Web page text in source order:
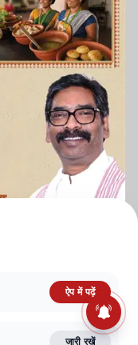
TERMS AND CONDITIONS
FACT CHECKING POLICY
ऐप में पढ़ें
जारी रखें